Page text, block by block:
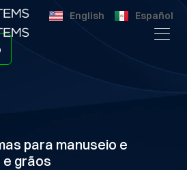
English Español
para manuseio e
grãos